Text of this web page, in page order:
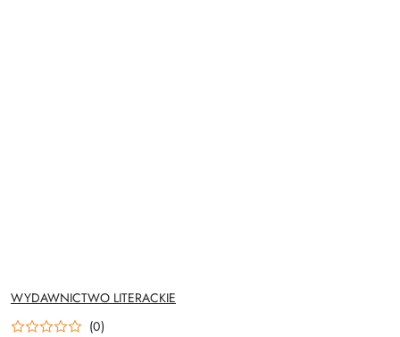
NAZWA
PRODUCENTA:
WYDAWNICTWO LITERACKIE
(0)